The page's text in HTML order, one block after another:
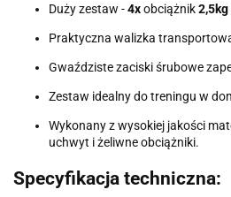
Duży zestaw -4xobciążnik2,5kg
Praktyczna walizka
Gwaździste zaciski śrubowe
Zestaw idealny do treningu w
Wykonany z wysokiej jakości
uchwyt i żeliwne obciążniki.
Specyfikacja techniczna: